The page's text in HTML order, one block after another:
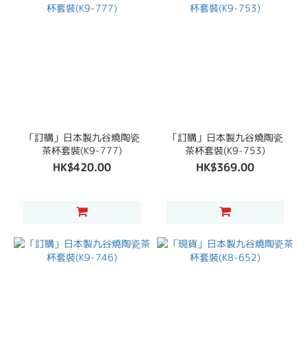
「訂購」日本製九谷燒陶瓷
茶杯套裝(K9-777)
HK$420.00
「訂購」日本製九谷燒陶瓷
茶杯套裝(K9-753)
HK$369.00